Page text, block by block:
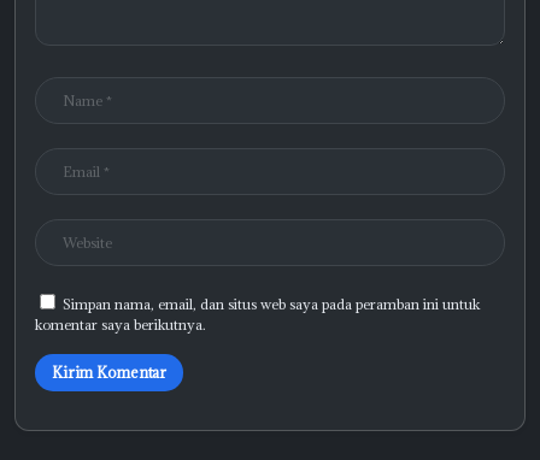
Simpan nama, email, dan situs web saya pada peramban ini untuk
komentar saya berikutnya.